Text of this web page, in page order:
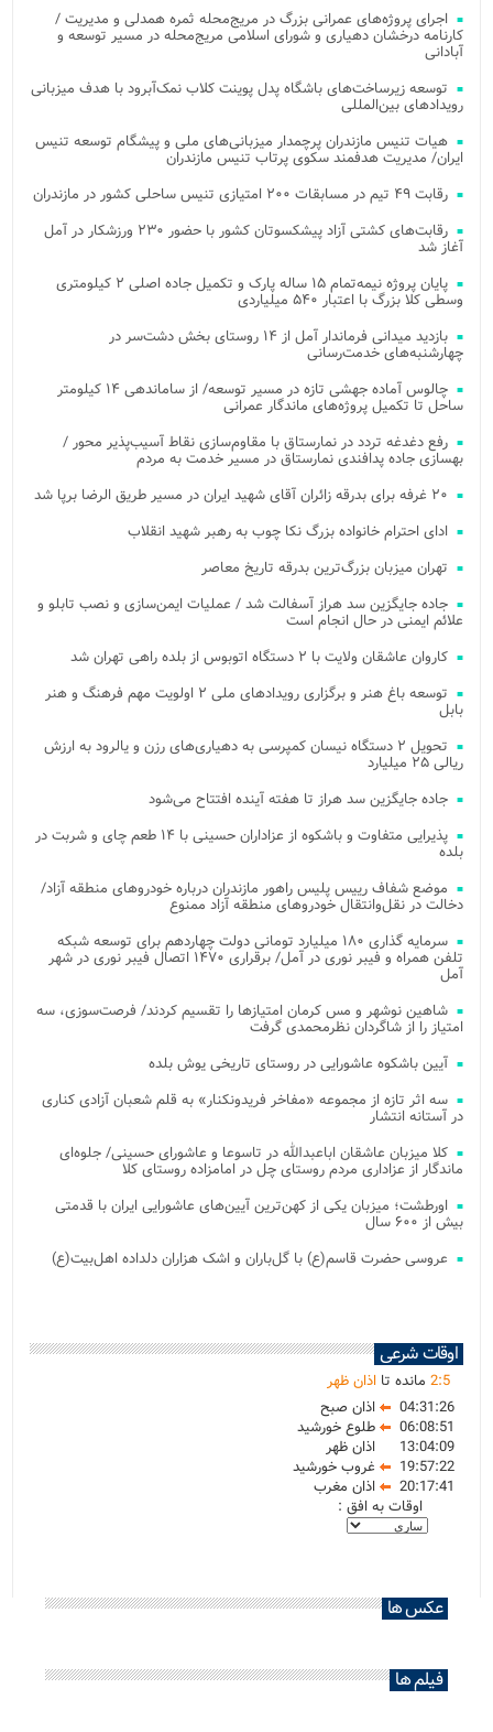
اجرای پروژه‌های عمرانی بزرگ در مریج‌محله ثمره همدلی و مدیریت /
کارنامه درخشان دهیاری و شورای اسلامی مریج‌محله در مسیر توسعه و
آبادانی
توسعه زیرساخت‌های باشگاه پدل پوینت کلاب نمک‌آبرود با هدف میزبانی
رویدادهای بین‌المللی
هیات تنیس مازندران پرچمدار میزبانی‌های ملی و پیشگام توسعه تنیس
ایران/ مدیریت هدفمند سکوی پرتاب تنیس مازندران
رقابت ۴۹ تیم در مسابقات ۲۰۰ امتیازی تنیس ساحلی کشور در مازندران
رقابت‌های کشتی آزاد پیشکسوتان کشور با حضور ۲۳۰ ورزشکار در آمل
آغاز شد
پایان پروژه نیمه‌تمام ۱۵ ساله پارک و تکمیل جاده اصلی ۲ کیلومتری
وسطی کلا بزرگ با اعتبار ۵۴۰ میلیاردی
بازدید میدانی فرماندار آمل از ۱۴ روستای بخش دشت‌سر در
چهارشنبه‌های خدمت‌رسانی
چالوس آماده جهشی تازه در مسیر توسعه/ از ساماندهی ۱۴ کیلومتر
ساحل تا تکمیل پروژه‌های ماندگار عمرانی
رفع دغدغه تردد در نمارستاق با مقاوم‌سازی نقاط آسیب‌پذیر محور /
بهسازی جاده پدافندی نمارستاق در مسیر خدمت به مردم
۲۰ غرفه برای بدرقه زائران آقای شهید ایران در مسیر طریق الرضا برپا شد
ادای احترام خانواده بزرگ نکا چوب به رهبر شهید انقلاب
تهران میزبان بزرگ‌ترین بدرقه تاریخ معاصر
جاده جایگزین سد هراز آسفالت شد / عملیات ایمن‌سازی و نصب تابلو و
علائم ایمنی در حال انجام است
کاروان عاشقان ولایت با ۲ دستگاه اتوبوس از بلده راهی تهران شد
توسعه باغ هنر و برگزاری رویدادهای ملی ۲ اولویت مهم فرهنگ و هنر
بابل
تحویل ۲ دستگاه نیسان کمپرسی به دهیاری‌های رزن و یالرود به ارزش
ریالی ۲۵ میلیارد
جاده جایگزین سد هراز تا هفته آینده افتتاح می‌شود
پذیرایی متفاوت و باشکوه از عزاداران حسینی با ۱۴ طعم چای و شربت در
بلده
موضع شفاف رییس پلیس راهور مازندران درباره خودروهای منطقه آزاد/
دخالت در نقل‌وانتقال خودروهای منطقه آزاد ممنوع
سرمایه گذاری ۱۸۰ میلیارد تومانی دولت چهاردهم برای توسعه شبکه
تلفن همراه و فیبر نوری در آمل/ برقراری ۱۴۷۰ اتصال فیبر نوری در شهر
آمل
شاهین نوشهر و مس کرمان امتیازها را تقسیم کردند/ فرصت‌سوزی، سه
امتیاز را از شاگردان نظرمحمدی گرفت
آیین باشکوه عاشورایی در روستای تاریخی یوش بلده
سه اثر تازه از مجموعه «مفاخر فریدونکنار» به قلم شعبان آزادی کناری
در آستانه انتشار
کلا میزبان عاشقان اباعبدالله در تاسوعا و عاشورای حسینی/ جلوه‌ای
ماندگار از عزاداری مردم روستای چل در امامزاده روستای کلا
اورطشت؛ میزبان یکی از کهن‌ترین آیین‌های عاشورایی ایران با قدمتی
بیش از ۶۰۰ سال
عروسی حضرت قاسم(ع) با گل‌باران و اشک هزاران دلداده اهل‌بیت(ع)
اوقات شرعی
2:5 مانده تا اذان ظهر
04:31:26
اذان صبح
06:08:51
طلوع خورشید
13:04:09
اذان ظهر
19:57:22
غروب خورشید
20:17:41
اذان مغرب
اوقات به افق :
عکس ها
فیلم ها